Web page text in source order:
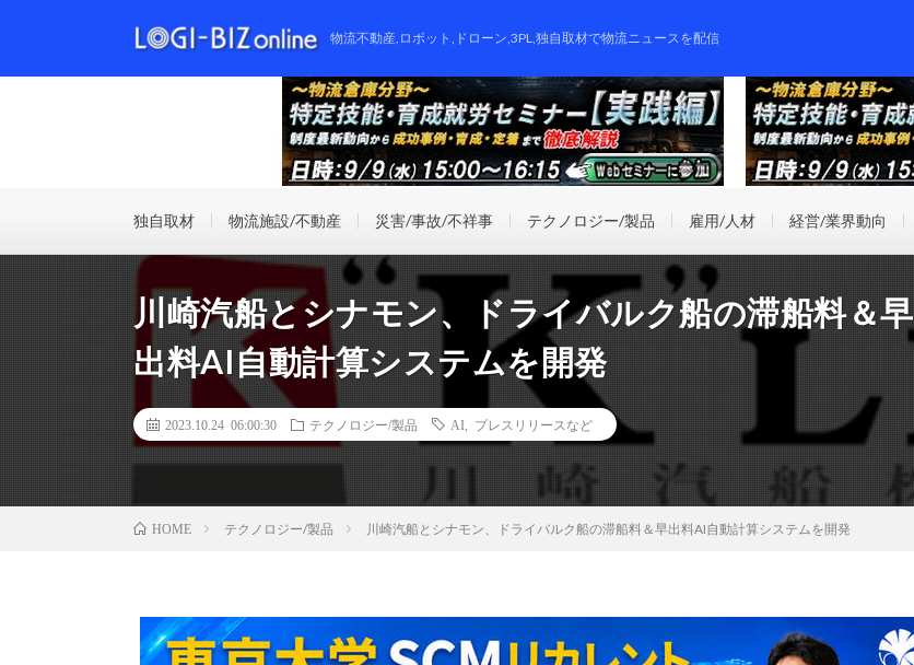
物流不動産,ロボット,ドローン,3PL,独自取材で物流ニュースを配信
独自取材 物流施設/不動産 災害/事故/不祥事 テクノロジー/製品 雇用/人材 経営/業界動向
川崎汽船とシナモン、ドライバルク船の滞船料＆早
出料AI自動計算システムを開発
2023.10.24 06:00:30 テクノロジー/製品 AI プレスリリースなど
HOME テクノロジー/製品 川崎汽船とシナモン、ドライバルク船の滞船料＆早出料AI自動計算システムを開発